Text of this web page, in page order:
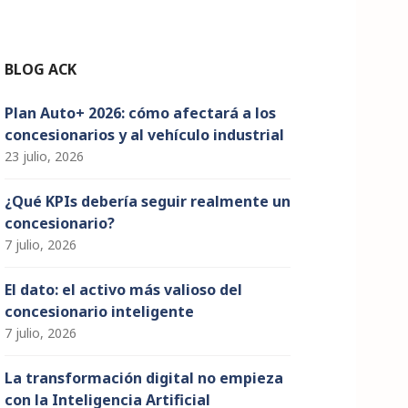
BLOG ACK
Plan Auto+ 2026: cómo afectará a los
concesionarios y al vehículo industrial
23 julio, 2026
¿Qué KPIs debería seguir realmente un
concesionario?
7 julio, 2026
El dato: el activo más valioso del
concesionario inteligente
7 julio, 2026
La transformación digital no empieza
con la Inteligencia Artificial